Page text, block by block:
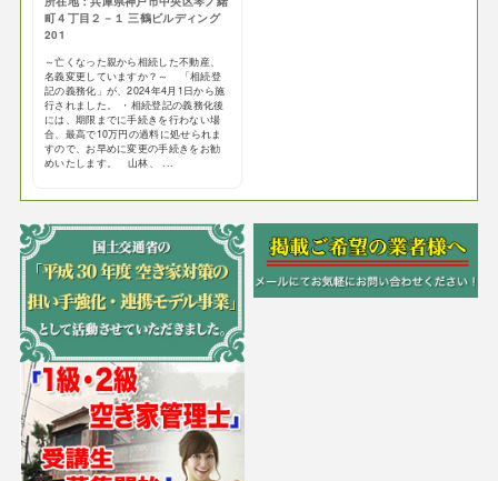
町４丁目２－１ 三鶴ビルディング
201
～亡くなった親から相続した不動産、
名義変更していますか？～ 「相続登
記の義務化」が、2024年4月1日から施
行されました。 ・相続登記の義務化後
には、期限までに手続きを行わない場
合、最高で10万円の過料に処せられま
すので、お早めに変更の手続きをお勧
めいたします。 山林、 ...